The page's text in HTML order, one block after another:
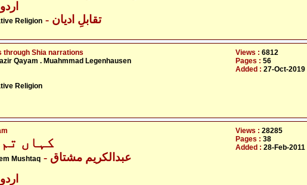
Religion - تقابلِ ادیان
Shia narrations
Qayam . Muahmmad Legenhausen
Religion
Views : 6812
Pages : 56
Added : 27-Oct-2019
کہاں
Mushtaq - عبدالکریم مشتاق
Views : 28285
Pages : 38
Added : 28-Feb-2011